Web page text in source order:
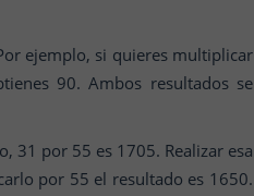
ejemplo, si quieres multiplicar
90. Ambos resultados se
31 por 55 es 1705. Realizar esa
por 55 el resultado es 1650.